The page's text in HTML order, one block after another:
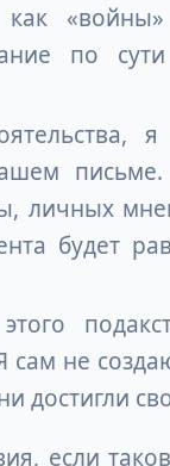
по сути
личных
будет
не
достигли
если